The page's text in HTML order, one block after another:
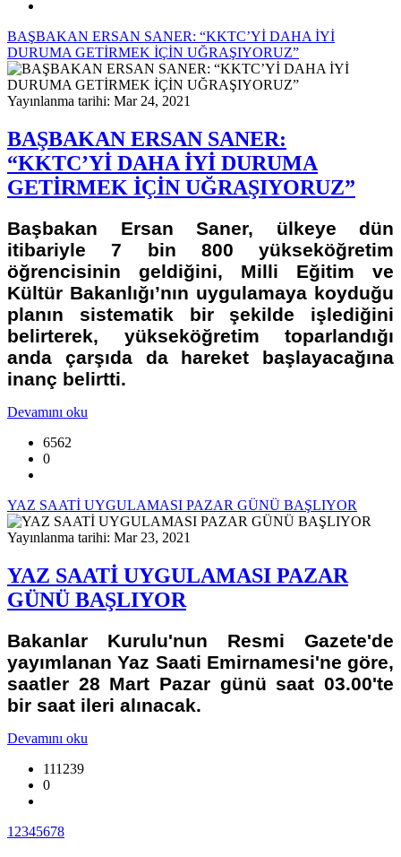
BAŞBAKAN ERSAN SANER: “KKTC’Yİ DAHA İYİ
DURUMA GETİRMEK İÇİN UĞRAŞIYORUZ”
Yayınlanma tarihi: Mar 24, 2021
BAŞBAKAN ERSAN SANER:
“KKTC’Yİ DAHA İYİ DURUMA
GETİRMEK İÇİN UĞRAŞIYORUZ”
Başbakan Ersan Saner, ülkeye dün
itibariyle 7 bin 800 yükseköğretim
öğrencisinin geldiğini, Milli Eğitim ve
Kültür Bakanlığı’nın uygulamaya koyduğu
planın sistematik bir şekilde işlediğini
belirterek, yükseköğretim toparlandığı
anda çarşıda da hareket başlayacağına
inanç belirtti.
Devamını oku
6562
0
YAZ SAATİ UYGULAMASI PAZAR GÜNÜ BAŞLIYOR
Yayınlanma tarihi: Mar 23, 2021
YAZ SAATİ UYGULAMASI PAZAR
GÜNÜ BAŞLIYOR
Bakanlar Kurulu'nun Resmi Gazete'de
yayımlanan Yaz Saati Emirnamesi'ne göre,
saatler 28 Mart Pazar günü saat 03.00'te
bir saat ileri alınacak.
Devamını oku
111239
0
1 2345678